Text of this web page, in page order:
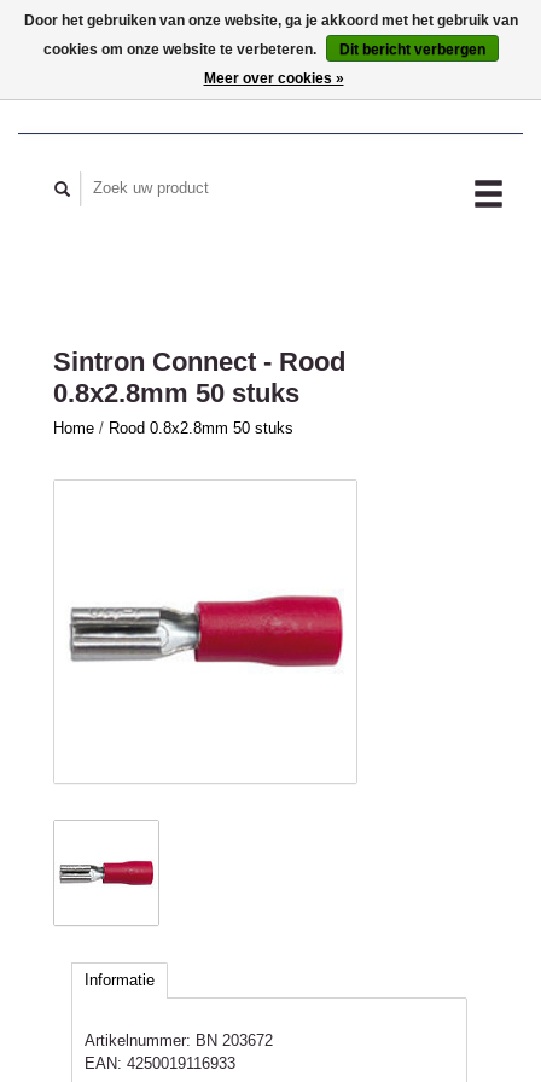
MIJN ACCOUNT
Sintron Connect - Rood
0.8x2.8mm 50 stuks
Home / Rood 0.8x2.8mm 50 stuks
Informatie
Artikelnummer: BN 203672
EAN: 4250019116933
Door het gebruiken van onze website, ga je akkoord met het gebruik van
cookies om onze website te verbeteren.
Dit bericht verbergen
Meer over cookies »